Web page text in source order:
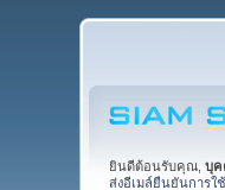
ยินดีต้อนรับคุณ,บุค
ส่งอีเมล์ยืนยันการใ